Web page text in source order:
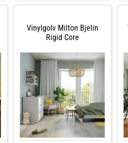
Vinylgolv Milton Bjelin
Rigid Core